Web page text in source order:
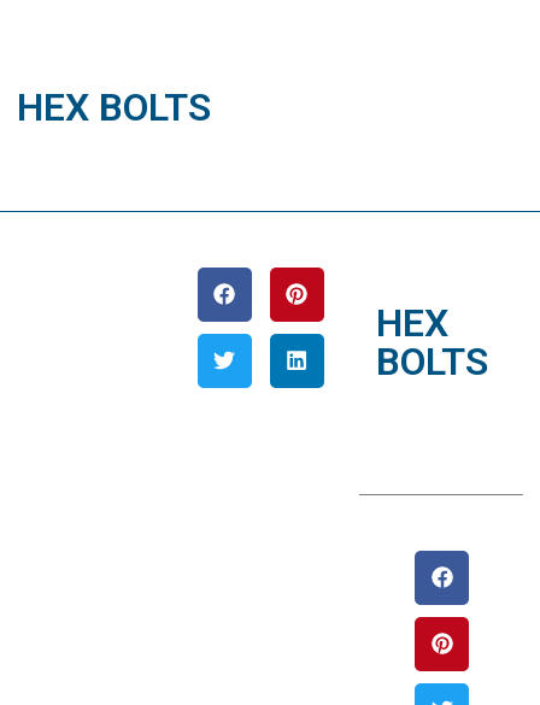
HEX BOLTS
HEX
BOLTS